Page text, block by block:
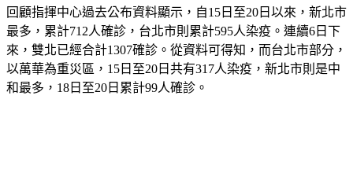
回顧指揮中心過去公布資料顯示，自15日至20日以來，新北市
最多，累計712人確診，台北市則累計595人染疫。連續6日下
來，雙北已經合計1307確診。從資料可得知，而台北市部分，
以萬華為重災區，15日至20日共有317人染疫，新北市則是中
和最多，18日至20日累計99人確診。